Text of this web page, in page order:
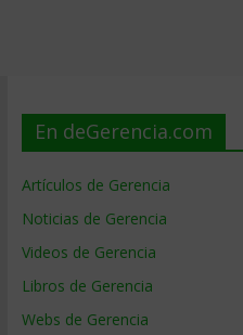
En deGerencia.com
Artículos de Gerencia
Noticias de Gerencia
Videos de Gerencia
Libros de Gerencia
Webs de Gerencia